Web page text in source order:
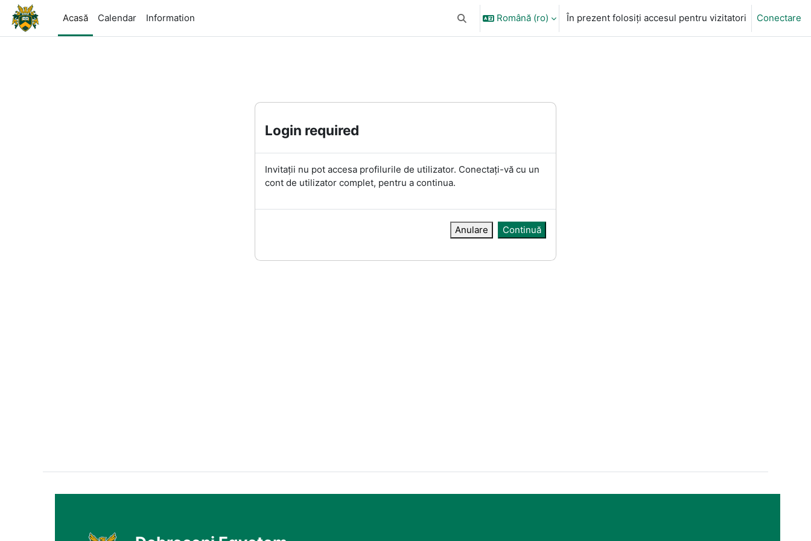
Sari la conţinutul principal
Acasă
Calendar Information Afișați căutareaRomână ‎(ro)‎ În prezent folosiți accesul pentru vizitatori Conectare
Login required
Invitații nu pot accesa profilurile de utilizator. Conectați-vă cu un
cont de utilizator complet, pentru a continua.
Anulare Continuă